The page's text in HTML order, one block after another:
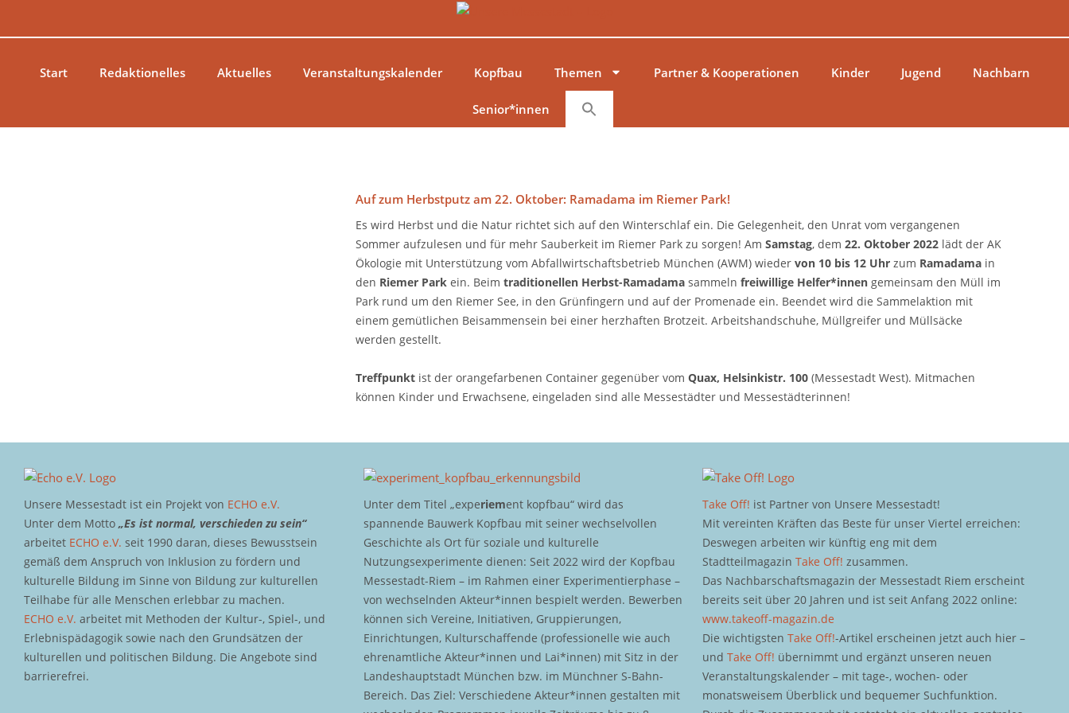
Start
Redaktionelles Aktuelles Veranstaltungskalender Kopfbau Themen Partner & Kooperationen Kinder Jugend Nachbarn
Senior*innen
Auf zum Herbstputz am 22. Oktober: Ramadama im Riemer Park!
Es wird Herbst und die Natur richtet sich auf den Winterschlaf ein. Die Gelegenheit, den Unrat vom vergangenen
Sommer aufzulesen und für mehr Sauberkeit im Riemer Park zu sorgen! Am Samstag, dem 22. Oktober 2022 lädt der AK
Ökologie mit Unterstützung vom Abfallwirtschaftsbetrieb München (AWM) wieder von 10 bis 12 Uhrzum Ramadama in
den Riemer Parkein. Beim traditionellen Herbst-Ramadamasammeln freiwillige Helfer*innengemeinsam den Müll im
Park rund um den Riemer See, in den Grünfingern und auf der Promenade ein. Beendet wird die Sammelaktion mit
einem gemütlichen Beisammensein bei einer herzhaften Brotzeit. Arbeitshandschuhe, Müllgreifer und Müllsäcke
werden gestellt.
Treffpunktist der orangefarbenen Container gegenüber vom Quax, Helsinkistr. 100(Messestadt West). Mitmachen
können Kinder und Erwachsene, eingeladen sind alle Messestädter und Messestädterinnen!
Unsere Messestadt ist ein Projekt von ECHO e.V.
Unter dem Motto „Es ist normal, verschieden zu sein“
arbeitet ECHO e.V. seit 1990 daran, dieses Bewusstsein
gemäß dem Anspruch von Inklusion zu fördern und
kulturelle Bildung im Sinne von Bildung zur kulturellen
Teilhabe für alle Menschen erlebbar zu machen.
ECHO e.V. arbeitet mit Methoden der Kultur-, Spiel-, und
Erlebnispädagogik sowie nach den Grundsätzen der
kulturellen und politischen Bildung. Die Angebote sind
barrierefrei.
Unter dem Titel „experiement kopfbau“ wird das
spannende Bauwerk Kopfbau mit seiner wechselvollen
Geschichte als Ort für soziale und kulturelle
Nutzungsexperimente dienen: Seit 2022 wird der Kopfbau
Messestadt-Riem – im Rahmen einer Experimentierphase –
von wechselnden Akteur*innen bespielt werden. Bewerben
können sich Vereine, Initiativen, Gruppierungen,
Einrichtungen, Kulturschaffende (professionelle wie auch
ehrenamtliche Akteur*innen und Lai*innen) mit Sitz in der
Landeshauptstadt München bzw. im Münchner S-Bahn-
Bereich. Das Ziel: Verschiedene Akteur*innen gestalten mit
Take Off! ist Partner von Unsere Messestadt!
Mit vereinten Kräften das Beste für unser Viertel erreichen:
Deswegen arbeiten wir künftig eng mit dem
StadtteilmagazinTake Off! zusammen.
Das Nachbarschaftsmagazin der Messestadt Riem erscheint
bereits seit über 20 Jahren und ist seit Anfang 2022 online:
www.takeoff-magazin.de
Die wichtigstenTake Off!-Artikel erscheinen jetzt auch hier –
undTake Off! übernimmt und ergänzt unseren neuen
Veranstaltungskalender – mit tage-, wochen- oder
monatsweisem Überblick und bequemer Suchfunktion.